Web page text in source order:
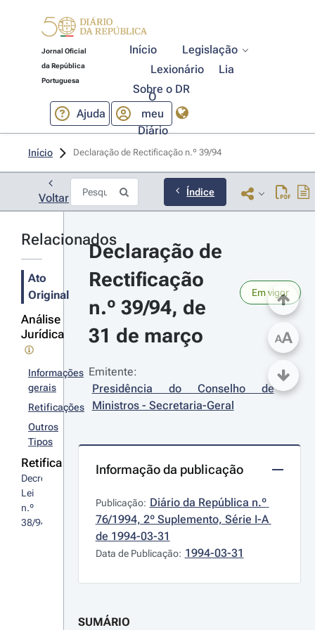
Jornal Oficial
da República
Portuguesa
Início
Legislação
Lexionário
Lia
Sobre o DR
Ajuda
O
meu
Diário
Início Declaração de Rectificação n.º 39/94
Voltar Índice
Relacionados
Ato
Original
Análise
Jurídica
Informações
gerais
Retificações
Outros
Tipos
Retifica
Decreto-
Lei
n.º
38/94
Declaração de
Rectificação
n.º 39/94, de
31 de março
Em vigor
Emitente:
Presidência do Conselho de
Ministros - Secretaria-Geral
Informação da publicação
Publicação: Diário da República n.º
76/1994, 2º Suplemento, Série I-A
de 1994-03-31
Data de Publicação: 1994-03-31
SUMÁRIO
AA